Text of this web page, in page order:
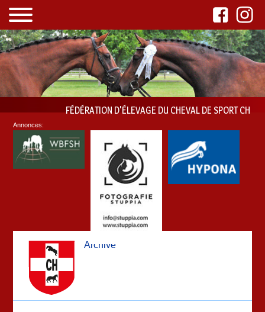
FÉDÉRATION D'ÉLEVAGE DU CHEVAL DE SPORT CH
Archive
Annonces: